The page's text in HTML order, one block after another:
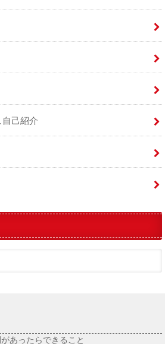
己紹介
あったらできること